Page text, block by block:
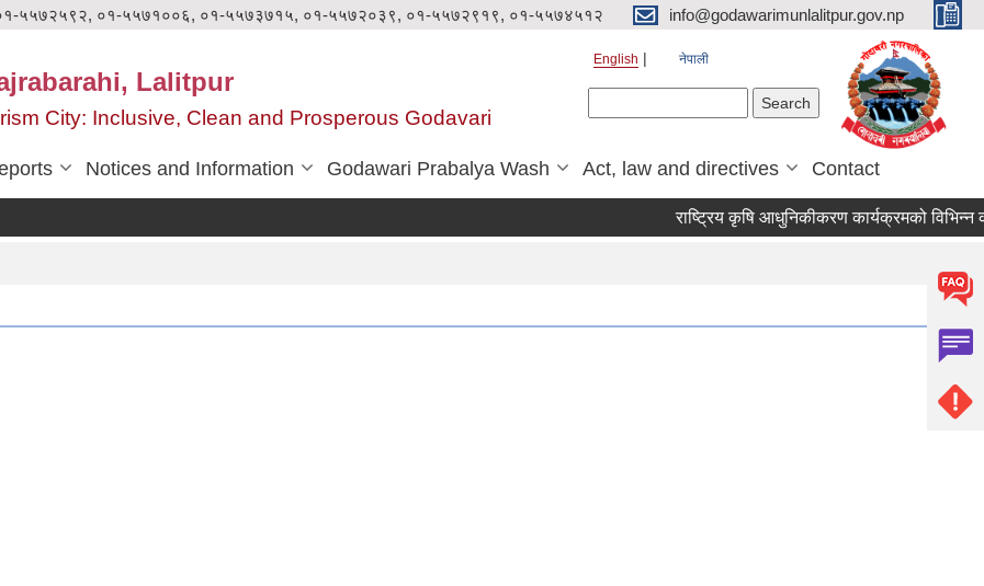
५५७२५९२, ०१-५५७१००६, ०१-५५७३७१५, ०१-५५७२०३९, ०१-५५७२९१९, ०१-५५७४५१२ info@godawarimunlalitpur.gov.np
Lalitpur
City: Inclusive, Clean and Prosperous Godavari
English नेपाली
Notices and Information Godawari Prabalya Wash Act, law and directives Contact